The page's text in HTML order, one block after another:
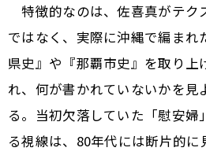
特徴的なのは、佐喜真がテク
ではなく、実際に沖縄で編まれ
県史』や『那覇市史』を取り上
れ、何が書かれていないかを見
る。当初欠落していた「慰安婦
る視線は、80年代には断片的に